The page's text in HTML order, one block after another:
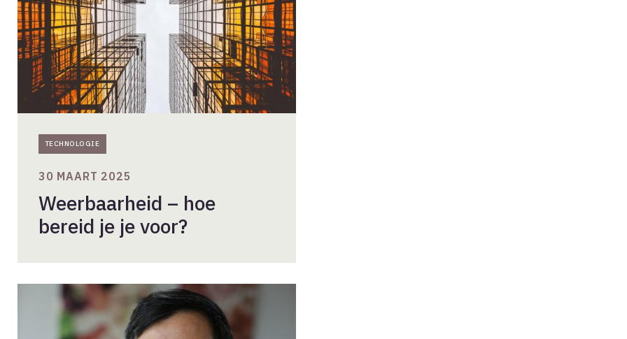
TECHNOLOGIE
je
voor?
Weerbaarheid – hoe
bereid je je voor?
30 MAART 2025
Architectuursector